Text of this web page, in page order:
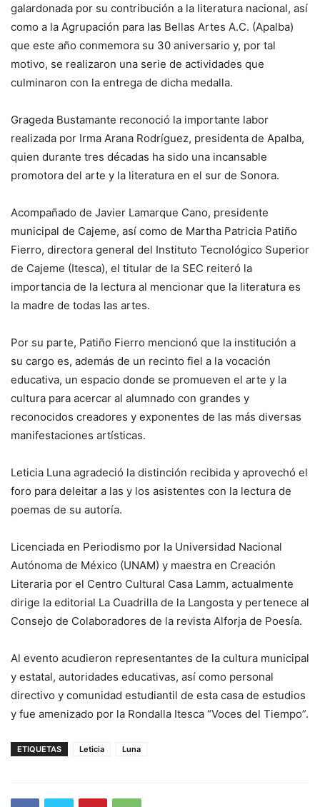
galardonada por su contribución a la literatura nacional, así
como a la Agrupación para las Bellas Artes A.C. (Apalba)
que este año conmemora su 30 aniversario y, por tal
motivo, se realizaron una serie de actividades que
culminaron con la entrega de dicha medalla.
Grageda Bustamante reconoció la importante labor
realizada por Irma Arana Rodríguez, presidenta de Apalba,
quien durante tres décadas ha sido una incansable
promotora del arte y la literatura en el sur de Sonora.
Acompañado de Javier Lamarque Cano, presidente
municipal de Cajeme, así como de Martha Patricia Patiño
Fierro, directora general del Instituto Tecnológico Superior
de Cajeme (Itesca), el titular de la SEC reiteró la
importancia de la lectura al mencionar que la literatura es
la madre de todas las artes.
Por su parte, Patiño Fierro mencionó que la institución a
su cargo es, además de un recinto fiel a la vocación
educativa, un espacio donde se promueven el arte y la
cultura para acercar al alumnado con grandes y
reconocidos creadores y exponentes de las más diversas
manifestaciones artísticas.
Leticia Luna agradeció la distinción recibida y aprovechó el
foro para deleitar a las y los asistentes con la lectura de
poemas de su autoría.
Licenciada en Periodismo por la Universidad Nacional
Autónoma de México (UNAM) y maestra en Creación
Literaria por el Centro Cultural Casa Lamm, actualmente
dirige la editorial La Cuadrilla de la Langosta y pertenece al
Consejo de Colaboradores de la revista Alforja de Poesía.
Al evento acudieron representantes de la cultura municipal
y estatal, autoridades educativas, así como personal
directivo y comunidad estudiantil de esta casa de estudios
y fue amenizado por la Rondalla Itesca “Voces del Tiempo”.
ETIQUETAS Leticia Luna